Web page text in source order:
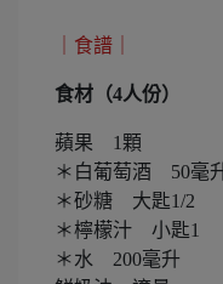
｜食譜｜
食材（4人份）
蘋果 1顆
＊白葡萄酒 50毫
＊砂糖 大匙1/2
＊檸檬汁 小匙1
＊水 200毫升